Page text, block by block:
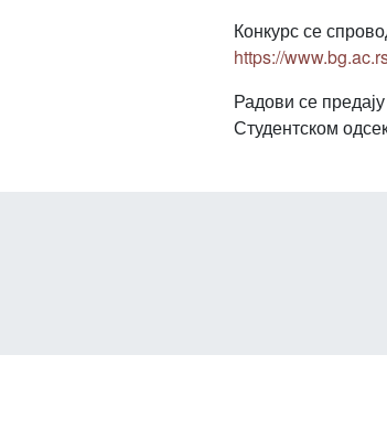
Конкурс се
https://
Радови се
Студентском